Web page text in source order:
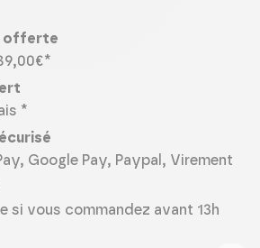
offerte
*
Google Pay, Paypal, Virement
si vous commandez avant 13h